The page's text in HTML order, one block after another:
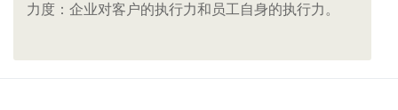
力度：企业对客户的执行力和员工自身的执行力。